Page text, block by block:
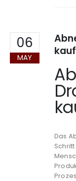
06
MAY
Das